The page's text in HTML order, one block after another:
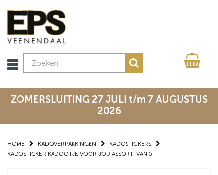
ZOMERSLUITING 27 JULI t/m 7 AUGUSTUS
2026
HOME KADOVERPAKKINGEN
KADOSTICKERS
KADOSTICKER KADOOTJE VOOR JOU ASSORTI VAN 5